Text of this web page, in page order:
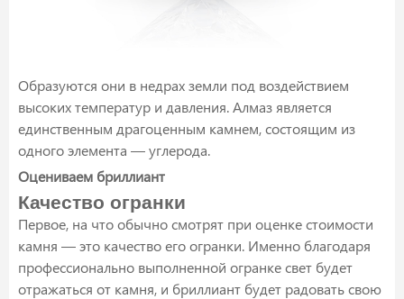
Образуются они в недрах земли под воздействием
высоких температур и давления. Алмаз является
единственным драгоценным камнем, состоящим из
одного элемента — углерода.
Оцениваем бриллиант
Качество огранки
Первое, на что обычно смотрят при оценке стоимости
камня — это качество его огранки. Именно благодаря
профессионально выполненной огранке свет будет
отражаться от камня, и бриллиант будет радовать свою